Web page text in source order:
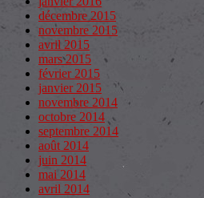
décembre 2015
novembre 2015
avril 2015
mars 2015
février 2015
janvier 2015
novembre 2014
octobre 2014
septembre 2014
août 2014
juin 2014
mai 2014
avril 2014